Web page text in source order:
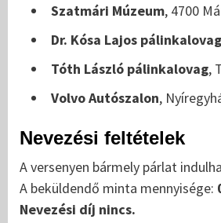
Szatmári Múzeum, 4700
Dr. Kósa Lajos pálinkalovag
Tóth László pálinkalovag,
Volvo Autószalon,
Nevezési feltételek
A versenyen bármely párlat
A beküldendő minta mennyisége:
Nevezési díj nincs.